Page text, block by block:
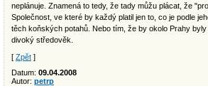
neplánuje. Znamená to tedy, že tady můžu plácat, že
Společnost, ve které by každý platil jen to, co je podle
těch koňských potahů. Nebo tím, že by okolo Prahy
divoký středověk.
[ Zpět ]
Datum: 09.04.2008
Autor: petrp